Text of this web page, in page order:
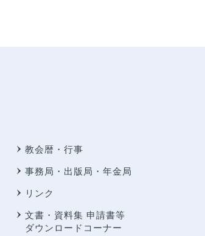
教会暦・行事
事務局・出版局・年金局
リンク
文書・資料集 申請書等
ダウンロードコーナー